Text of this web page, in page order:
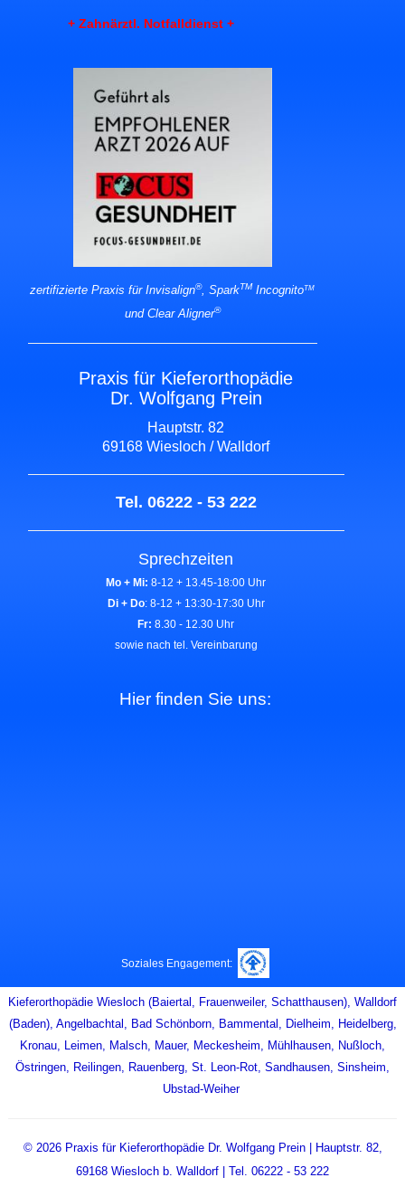
+ Zahnärztl. Notfalldienst +
zertifizierte Praxis für Invisalign®, SparkTM IncognitoTM
und Clear Aligner®
Praxis für Kieferorthopädie
Dr. Wolfgang Prein
Hauptstr. 82
69168 Wiesloch / Walldorf
Tel. 06222 - 53 222
Sprechzeiten
Mo + Mi:8-12 + 13.45-18:00 Uhr
Di + Do: 8-12 + 13:30-17:30 Uhr
Fr:8.30 - 12.30 Uhr
sowie nach tel. Vereinbarung
Hier finden Sie uns:
Soziales Engagement:
Kieferorthopädie Wiesloch (Baiertal, Frauenweiler, Schatthausen), Walldorf
(Baden), Angelbachtal Bad Schönborn, Bammental, Dielheim Heidelberg,
Kronau
Leimen Malsch Mauer, Meckesheim Mühlhausen
Nußloch,
Östringen
Reilingen Rauenberg St. Leon-Rot, Sandhausen Sinsheim,
Ubstad-Weiher
© 2026 Praxis für Kieferorthopädie Dr. Wolfgang Prein| Hauptstr. 82,
69168 Wiesloch b. Walldorf
| Tel. 06222 - 53 222